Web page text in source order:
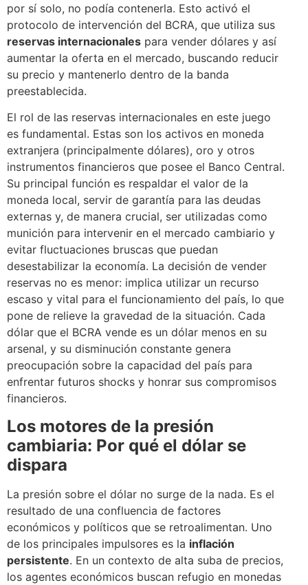
por sí solo, no podía contenerla. Esto activó el
protocolo de intervención del BCRA, que utiliza sus
reservas internacionales para vender dólares y así
aumentar la oferta en el mercado, buscando reducir
su precio y mantenerlo dentro de la banda
preestablecida.
El rol de las reservas internacionales en este juego
es fundamental. Estas son los activos en moneda
extranjera (principalmente dólares), oro y otros
instrumentos financieros que posee el Banco Central.
Su principal función es respaldar el valor de la
moneda local, servir de garantía para las deudas
externas y, de manera crucial, ser utilizadas como
munición para intervenir en el mercado cambiario y
evitar fluctuaciones bruscas que puedan
desestabilizar la economía. La decisión de vender
reservas no es menor: implica utilizar un recurso
escaso y vital para el funcionamiento del país, lo que
pone de relieve la gravedad de la situación. Cada
dólar que el BCRA vende es un dólar menos en su
arsenal, y su disminución constante genera
preocupación sobre la capacidad del país para
enfrentar futuros shocks y honrar sus compromisos
financieros.
Los motores de la presión
cambiaria: Por qué el dólar se
dispara
La presión sobre el dólar no surge de la nada. Es el
resultado de una confluencia de factores
económicos y políticos que se retroalimentan. Uno
de los principales impulsores es la inflación
persistente. En un contexto de alta suba de precios,
los agentes económicos buscan refugio en monedas